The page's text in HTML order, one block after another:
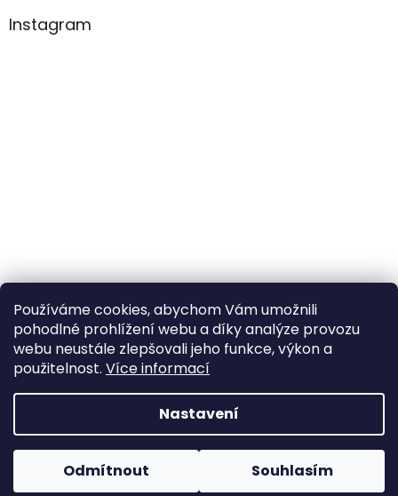
Používáme cookies, abychom Vám umožnili
pohodlné prohlížení webu a díky analýze provozu
webu neustále zlepšovali jeho funkce, výkon a
použitelnost. Více informací
Nastavení
Odmítnout Souhlasím
Instagram
Sledovat na Instagramu
Vytvořil Shoptet
Copyright 2026Poctivý komín. Všechna práva
vyhrazena.
Upravit nastavení cookies